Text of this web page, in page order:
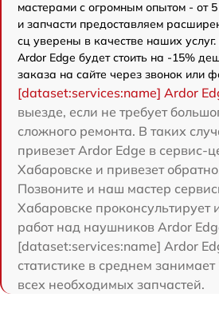
мастерами с огромным опытом - от
и запчасти предоставляем
сц уверены в качестве наших
Ardor Edge будет стоить на -15%
заказа на сайте через звонок или
[dataset:services:name] Ardor
выезде, если не требует
сложного ремонта. В таких
привезет Ardor Edge в сервис-
Хабаровске и привезет
Позвоните и наш мастер
Хабаровске проконсультирует
работ над наушников Ardor
[dataset:services:name] Ardor
статистике в среднем
всех необходимых запчастей.